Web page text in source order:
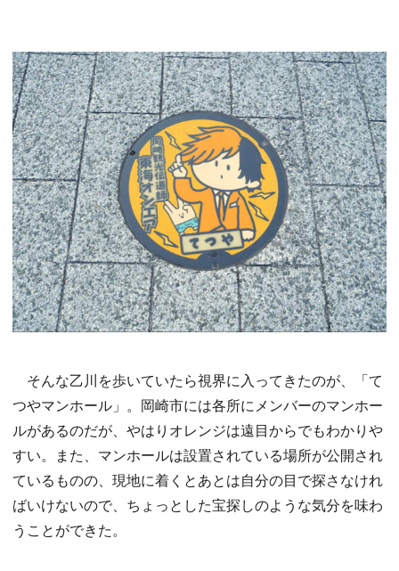
そんな乙川を歩いていたら視界に入ってきたのが、「て
つやマンホール」。岡崎市には各所にメンバーのマンホー
ルがあるのだが、やはりオレンジは遠目からでもわかりや
すい。また、マンホールは設置されている場所が公開され
ているものの、現地に着くとあとは自分の目で探さなけれ
ばいけないので、ちょっとした宝探しのような気分を味わ
うことができた。